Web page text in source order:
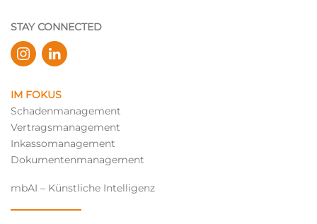
STAY CONNECTED
IM FOKUS
Schadenmanagement
Vertragsmanagement
Inkassomanagement
Dokumentenmanagement
mbAI – Künstliche Intelligenz